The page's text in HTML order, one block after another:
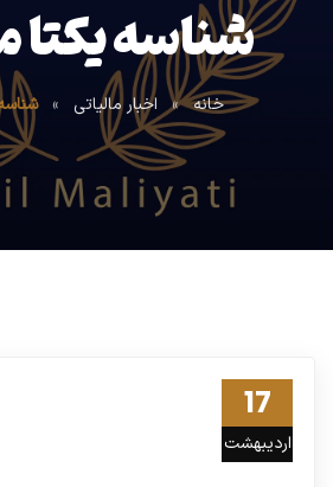
شناسه یکتا
خانه » اخبار مالیاتی »
17
اردیبهشت